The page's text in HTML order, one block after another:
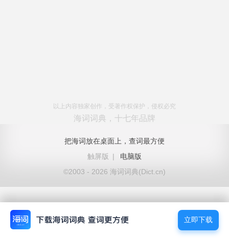
以上内容独家创作，受著作权保护，侵权必究
海词词典，十七年品牌
把海词放在桌面上，查词最方便
触屏版
|
电脑版
©2003 - 2026 海词词典(Dict.cn)
立即下载
立即下载